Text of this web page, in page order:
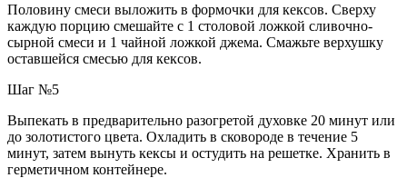
Половину смеси выложить в формочки для кексов. Сверху
каждую порцию смешайте с 1 столовой ложкой сливочно-
сырной смеси и 1 чайной ложкой джема. Смажьте верхушку
оставшейся смесью для кексов.
Шаг №5
Выпекать в предварительно разогретой духовке 20 минут или
до золотистого цвета. Охладить в сковороде в течение 5
минут, затем вынуть кексы и остудить на решетке. Хранить в
герметичном контейнере.